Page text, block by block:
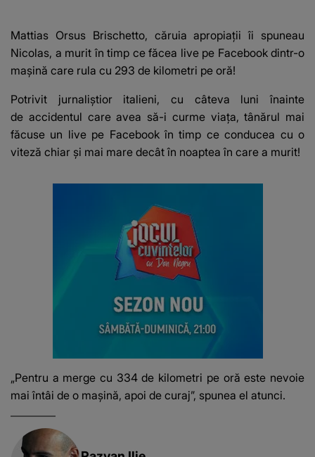
ASTĂZI. Ce spune
despre dascălii care
lasă amprente
puternice ÎN
ELEVILOR, chiar și
după trecerea anilor:
"De fiecare dată
când..."
Mattias Orsus Brischetto, căruia apropiații îi spuneau
Nicolas, a murit în timp ce făcea live pe Facebook dintr-o
mașină care rula cu 293 de kilometri pe oră!
Potrivit jurnaliștior italieni, cu câteva luni înainte
de accidentul care avea să-i curme viața, tânărul mai
făcuse un live pe Facebook în timp ce conducea cu o
viteză chiar și mai mare decât în noaptea în care a murit!
„Pentru a merge cu 334 de kilometri pe oră este nevoie
mai întâi de o mașină, apoi de curaj”, spunea el atunci.